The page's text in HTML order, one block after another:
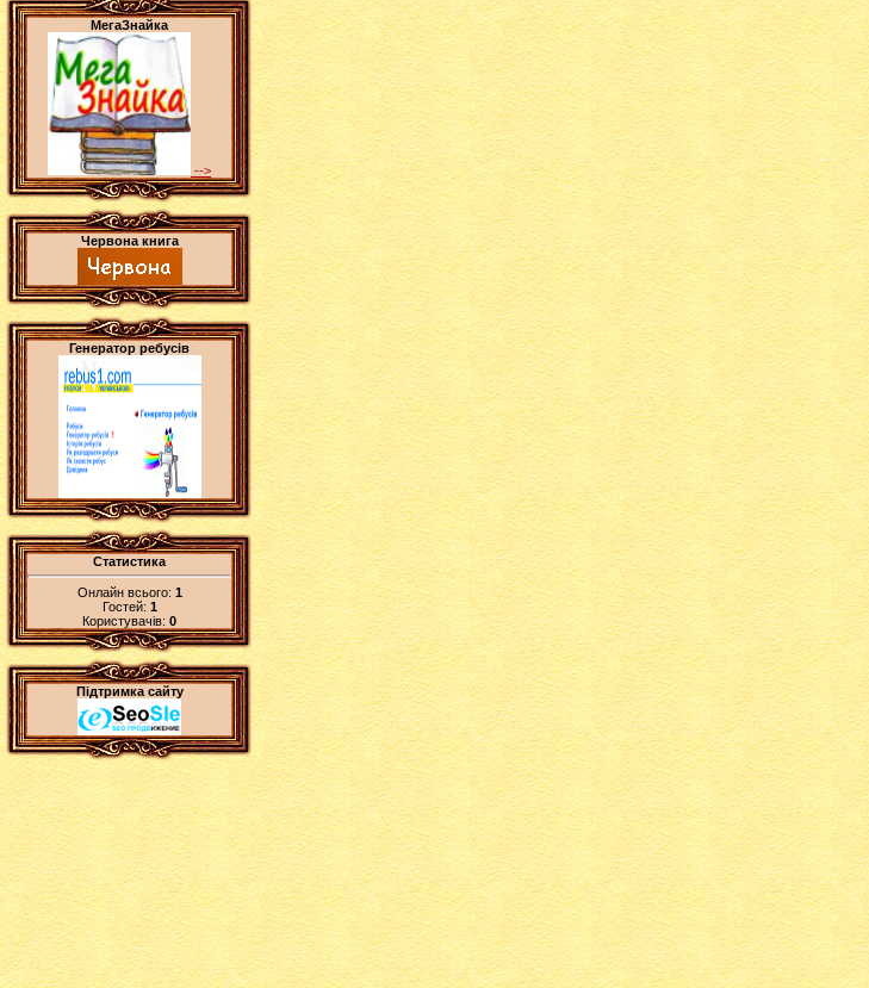
МегаЗнайка
-->
Червона книга
Генератор ребусів
Статистика
Онлайн всього: 1
Гостей: 1
Користувачів: 0
Підтримка сайту